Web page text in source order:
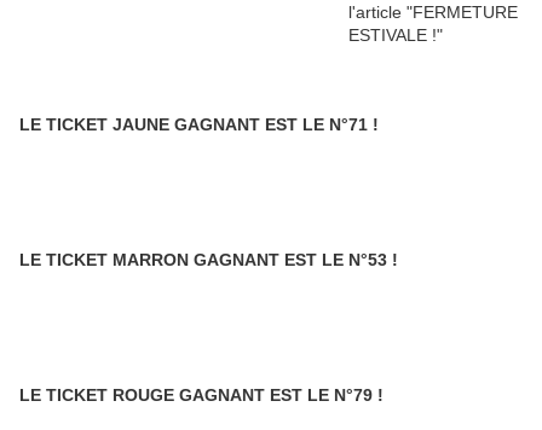
LE TICKET JAUNE GAGNANT EST LE N°71 !
LE TICKET MARRON GAGNANT EST LE N°53 !
LE TICKET ROUGE GAGNANT EST LE N°79 !